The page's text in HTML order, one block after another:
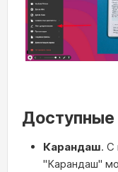
Доступные
Карандаш. С
"Карандаш"